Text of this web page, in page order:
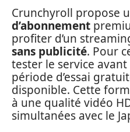
Crunchyroll propose
d’abonnement
profiter d’un
sans publicité. Pour
tester le service avant
période d’essai
disponible. Cette
à une qualité vidéo
simultanées avec le